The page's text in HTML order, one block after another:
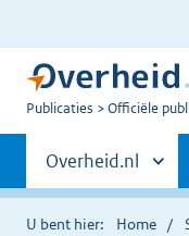
U
Publicaties Officiële
Primaire
navigatie
Andere
sites
binnen
Overheid.nl
U bent hier: Home